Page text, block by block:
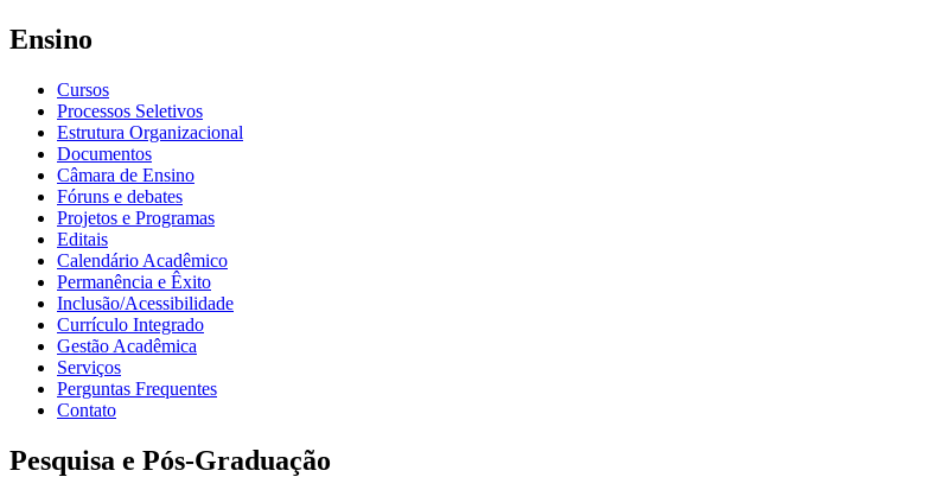
Ensino
Cursos
Processos Seletivos
Estrutura Organizacional
Documentos
Câmara de Ensino
Fóruns e debates
Projetos e Programas
Editais
Calendário Acadêmico
Permanência e Êxito
Inclusão/Acessibilidade
Currículo Integrado
Gestão Acadêmica
Serviços
Perguntas Frequentes
Contato
Pesquisa e Pós-Graduação